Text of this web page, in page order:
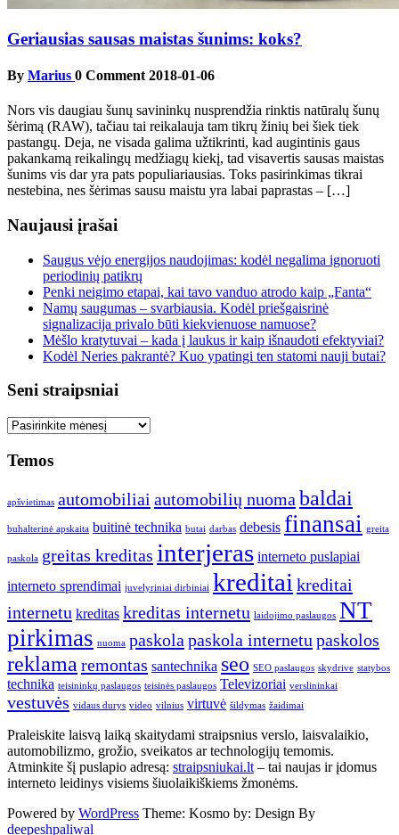
Geriausias sausas maistas šunims: koks?
By Marius 0 Comment 2018-01-06
Nors vis daugiau šunų savininkų nusprendžia rinktis natūralų šunų
šėrimą (RAW), tačiau tai reikalauja tam tikrų žinių bei šiek tiek
pastangų. Deja, ne visada galima užtikrinti, kad augintinis gaus
pakankamą reikalingų medžiagų kiekį, tad visavertis sausas maistas
šunims vis dar yra pats populiariausias. Toks pasirinkimas tikrai
nestebina, nes šėrimas sausu maistu yra labai paprastas – […]
Naujausi įrašai
Saugus vėjo energijos naudojimas: kodėl negalima ignoruoti
periodinių patikrų
Penki neigimo etapai, kai tavo vanduo atrodo kaip „Fanta“
Namų saugumas – svarbiausia. Kodėl priešgaisrinė
signalizacija privalo būti kiekvienuose namuose?
Mėšlo kratytuvai – kada į laukus ir kaip išnaudoti efektyviai?
Kodėl Neries pakrantė? Kuo ypatingi ten statomi nauji butai?
Seni straipsniai
Seni
Temos
apšvietimas automobiliai automobilių nuoma baldai
buhalterinė apskaita buitinė technika butai darbas debesis finansai greita
paskola greitas kreditas interjeras interneto puslapiai
interneto sprendimai juvelyriniai dirbiniai kreditai kreditai
internetu kreditas kreditas internetu laidojimo paslaugos NT
pirkimas nuoma paskola paskola internetu paskolos
reklamaremontas santechnika seo SEO paslaugos skydrive statybos
technika teisininkų paslaugos teisinės paslaugos Televizoriai verslininkai
vestuvės vidaus durys video vilnius virtuvė šildymas žaidimai
Praleiskite laisvą laiką skaitydami straipsnius verslo, laisvalaikio,
automobilizmo, grožio, sveikatos ar technologijų temomis.
Atminkite šį puslapio adresą: straipsniukai.lt – tai naujas ir įdomus
interneto leidinys visiems šiuolaikiškiems žmonėms.
Powered by WordPress Theme: Kosmo by: Design By
deepeshpaliwal